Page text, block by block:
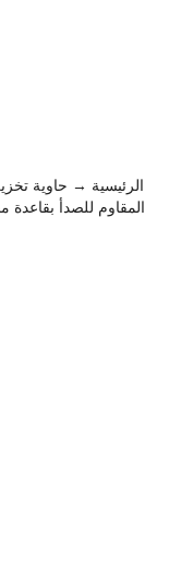
الرئيسية → حاوية